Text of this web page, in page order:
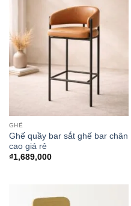
GHẾ
Ghế quầy bar sắt ghế bar chân
cao giá rẻ
₫1,689,000